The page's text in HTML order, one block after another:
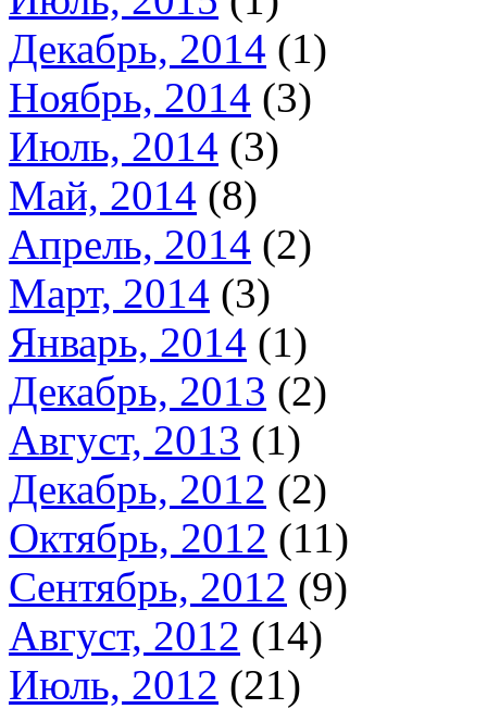
Декабрь, 2014 (1)
Ноябрь, 2014 (3)
Июль, 2014 (3)
Май, 2014 (8)
Апрель, 2014 (2)
Март, 2014 (3)
Январь, 2014 (1)
Декабрь, 2013 (2)
Август, 2013 (1)
Декабрь, 2012 (2)
Октябрь, 2012 (11)
Сентябрь, 2012 (9)
Август, 2012 (14)
Июль, 2012 (21)